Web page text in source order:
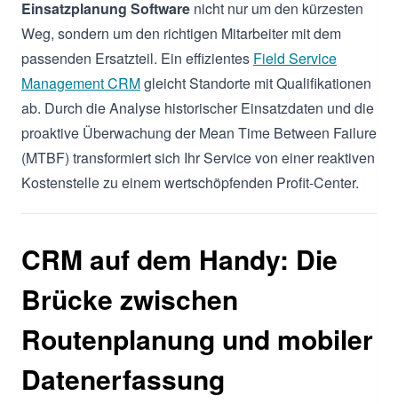
Einsatzplanung Software nicht nur um den kürzesten
Weg, sondern um den richtigen Mitarbeiter mit dem
passenden Ersatzteil. Ein effizientes Field Service
Management CRMgleicht Standorte mit Qualifikationen
ab. Durch die Analyse historischer Einsatzdaten und die
proaktive Überwachung der Mean Time Between Failure
(MTBF) transformiert sich Ihr Service von einer reaktiven
Kostenstelle zu einem wertschöpfenden Profit-Center.
CRM auf dem Handy: Die
Brücke zwischen
Routenplanung und mobiler
Datenerfassung